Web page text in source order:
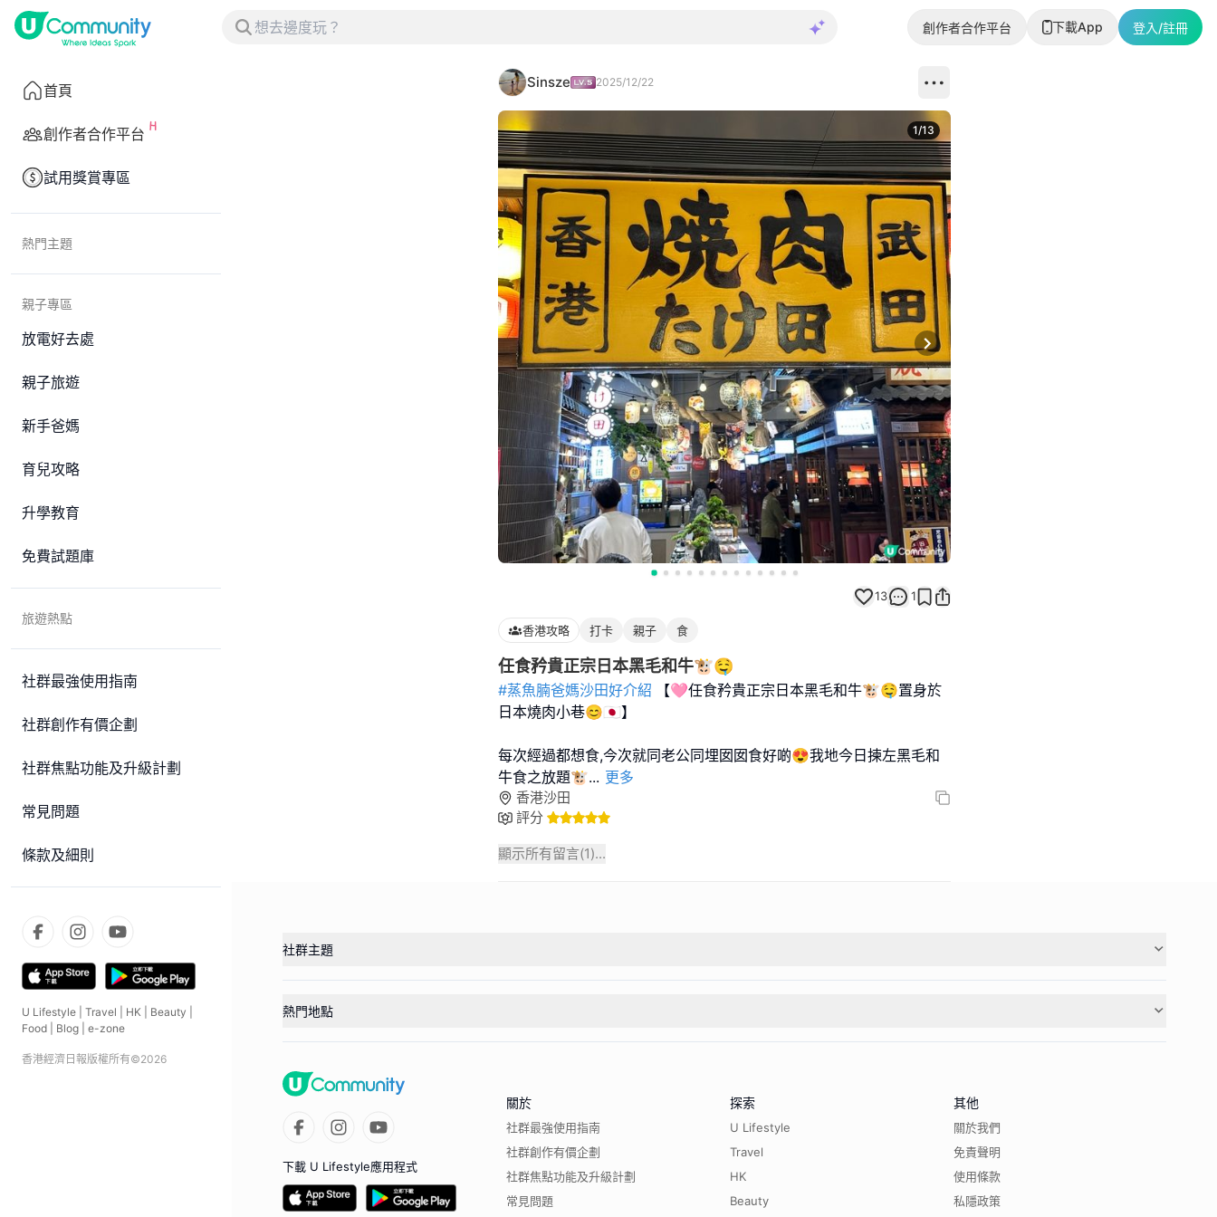
創作者合作平台 下載App 登入/註冊
首頁
創作者合作平台
試用獎賞專區
熱門主題
親子專區
放電好去處
親子旅遊
新手爸媽
育兒攻略
升學教育
免費試題庫
旅遊熱點
社群最強使用指南
社群創作有價企劃
社群焦點功能及升級計劃
常見問題
條款及細則
U Lifestyle Travel HK Beauty
Food
Blog e-zone
香港經濟日報版權所有©2026
Sinsze 2025/12/22
Next slide
1/13
13 1
香港攻略 打卡 親子 食
任食矜貴正宗日本黑毛和牛🐮🤤
#蒸魚腩爸媽沙田好介紹
【🩷任食矜貴正宗日本黑毛和牛🐮🤤置身於
日本燒肉小巷😊🇯🇵】
每次經過都想食,今次就同老公同埋囡囡食好啲😍我地今日揀左黑毛和
牛食之放題🐮... 更多
香港沙田
評分
顯示所有留言(1)...
社群主題
熱門地點
下載 U Lifestyle應用程式
關於
社群最強使用指南
社群創作有價企劃
社群焦點功能及升級計劃
常見問題
探索
U Lifestyle
Travel
HK
Beauty
其他
關於我們
免責聲明
使用條款
私隱政策